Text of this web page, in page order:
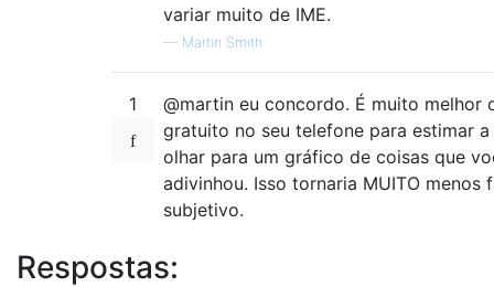
variar muito de IME.
— Martin Smith
1
@martin eu concordo. É muito melhor
gratuito no seu telefone para estimar
olhar para um gráfico de coisas que
adivinhou. Isso tornaria MUITO menos
subjetivo.
Respostas: